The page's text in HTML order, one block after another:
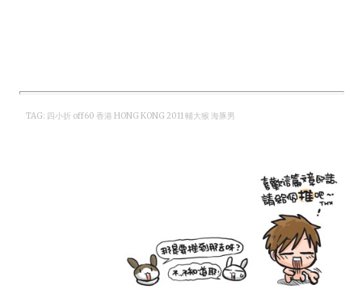
TAG: 四小折 off60 香港 HONG KONG 2011 輔大猴 海豚男